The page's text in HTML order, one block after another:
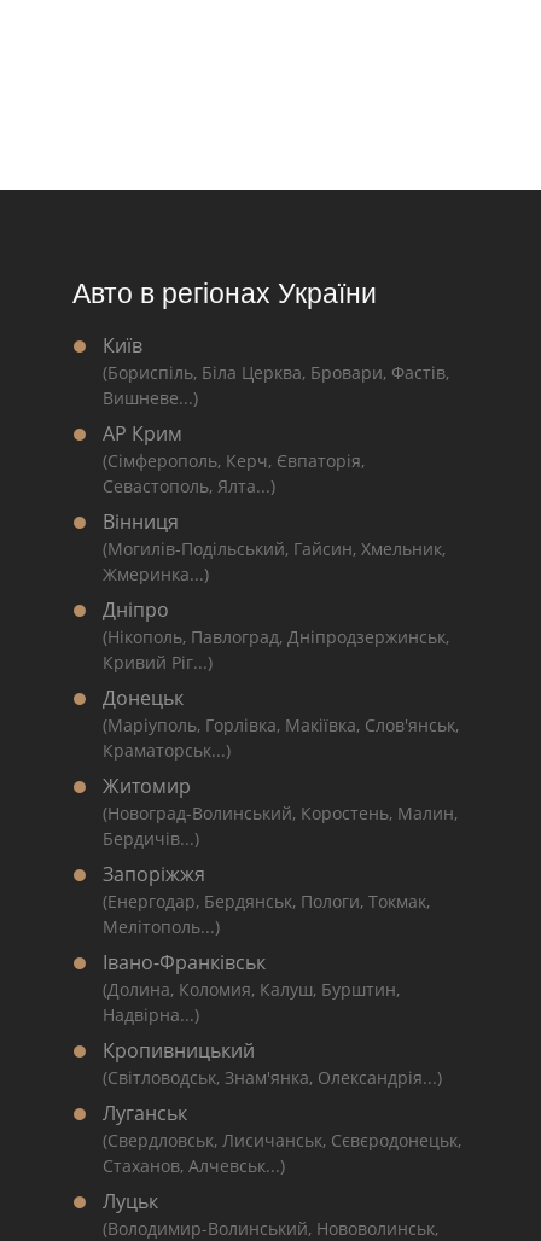
Авто в регіонах України
Київ
(Бориспіль, Біла Церква, Бровари, Фастів,
Вишневе...)
АР Крим
(Сімферополь, Керч, Євпаторія,
Севастополь, Ялта...)
Вінниця
(Могилів-Подільський, Гайсин, Хмельник,
Жмеринка...)
Дніпро
(Нікополь, Павлоград, Дніпродзержинськ,
Кривий Ріг...)
Донецьк
(Маріуполь, Горлівка, Макіївка, Слов'янськ,
Краматорськ...)
Житомир
(Новоград-Волинський, Коростень, Малин,
Бердичів...)
Запоріжжя
(Енергодар, Бердянськ, Пологи, Токмак,
Мелітополь...)
Івано-Франківськ
(Долина, Коломия, Калуш, Бурштин,
Надвірна...)
Кропивницький
(Світловодськ, Знам'янка, Олександрія...)
Луганськ
(Свердловськ, Лисичанськ, Сєвєродонецьк,
Стаханов, Алчевськ...)
Луцьк
(Володимир-Волинський, Нововолинськ,